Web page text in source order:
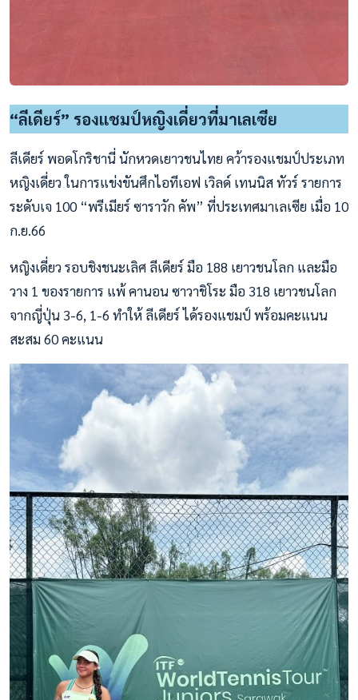
“ลีเดียร์” รองแชมป์หญิงเดี่ยวที่มาเลเซีย
ลีเดียร์ พอดโกริชานี่ นักหวดเยาวชนไทย คว้ารองแชมป์ประเภท
หญิงเดี่ยว ในการแข่งขันศึกไอทีเอฟ เวิลด์ เทนนิส ทัวร์ รายการ
ระดับเจ 100 “พรีเมียร์ ซาราวัก คัพ” ที่ประเทศมาเลเซีย เมื่อ 10
ก.ย.66
หญิงเดี่ยว รอบชิงชนะเลิศ ลีเดียร์ มือ 188 เยาวชนโลก และมือ
วาง 1 ของรายการ แพ้ คานอน ซาวาชิโระ มือ 318 เยาวชนโลก
จากญี่ปุ่น 3-6, 1-6 ทำให้ ลีเดียร์ ได้รองแชมป์ พร้อมคะแนน
สะสม 60 คะแนน